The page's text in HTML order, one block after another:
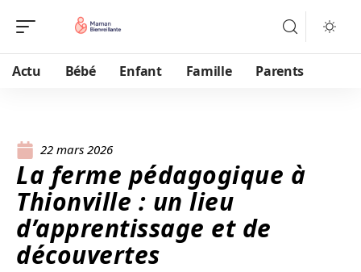
Actu Bébé Enfant Famille Parents
22 mars 2026
La ferme pédagogique à
Thionville : un lieu
d’apprentissage et de
découvertes